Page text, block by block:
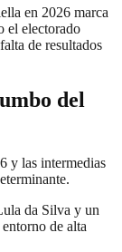
en 2026 marca
el electorado
de resultados
del
y las intermedias
da Silva y un
de alta